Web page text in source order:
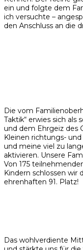
ein und folgte dem
ich versuchte –
den Anschluss an die
Die vom
Taktik“ erwies sich als
und dem Ehrgeiz des
Kleinen richtungs-
und meine viel zu
aktivieren. Unsere
Von 175
Kindern schlossen wir
ehrenhaften 91. Platz!
Das wohlverdiente